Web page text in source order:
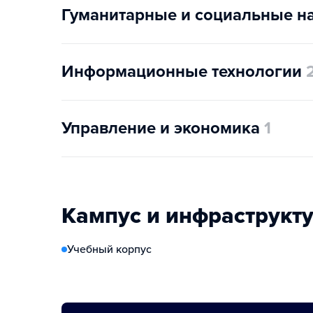
Гуманитарные и социальные
Информационные технологии
Управление и экономика 1
Кампус и
Учебный корпус